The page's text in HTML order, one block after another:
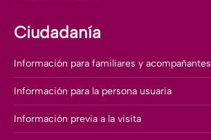
Ciudadanía
Información para familiares y acompañantes
Información para la persona usuaria
Información previa a la visita